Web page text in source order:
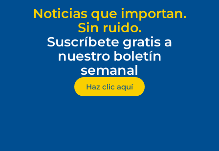
Noticias que importan.
Sin ruido.
Suscríbete gratis a
nuestro boletín
semanal
Haz clic aquí